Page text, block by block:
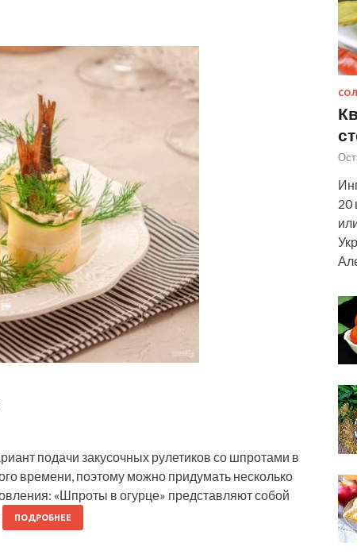
подачи закусочных рулетиков со шпротами в
времени, поэтому можно придумать несколько
«Шпроты в огурце» представляют собой
ПОДРОБНЕЕ
20